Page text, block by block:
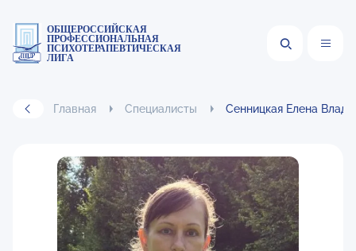
ОБЩЕРОССИЙСКАЯ
ПРОФЕССИОНАЛЬНАЯ
ПСИХОТЕРАПЕВТИЧЕСКАЯ
ЛИГА
Главная Специалисты Сенницкая Елена